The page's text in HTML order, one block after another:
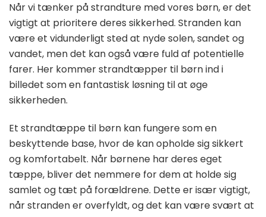
Når vi tænker på strandture med vores børn, er det
vigtigt at prioritere deres sikkerhed. Stranden kan
være et vidunderligt sted at nyde solen, sandet og
vandet, men det kan også være fuld af potentielle
farer. Her kommer strandtæpper til børn ind i
billedet som en fantastisk løsning til at øge
sikkerheden.
Et strandtæppe til børn kan fungere som en
beskyttende base, hvor de kan opholde sig sikkert
og komfortabelt. Når børnene har deres eget
tæppe, bliver det nemmere for dem at holde sig
samlet og tæt på forældrene. Dette er især vigtigt,
når stranden er overfyldt, og det kan være svært at